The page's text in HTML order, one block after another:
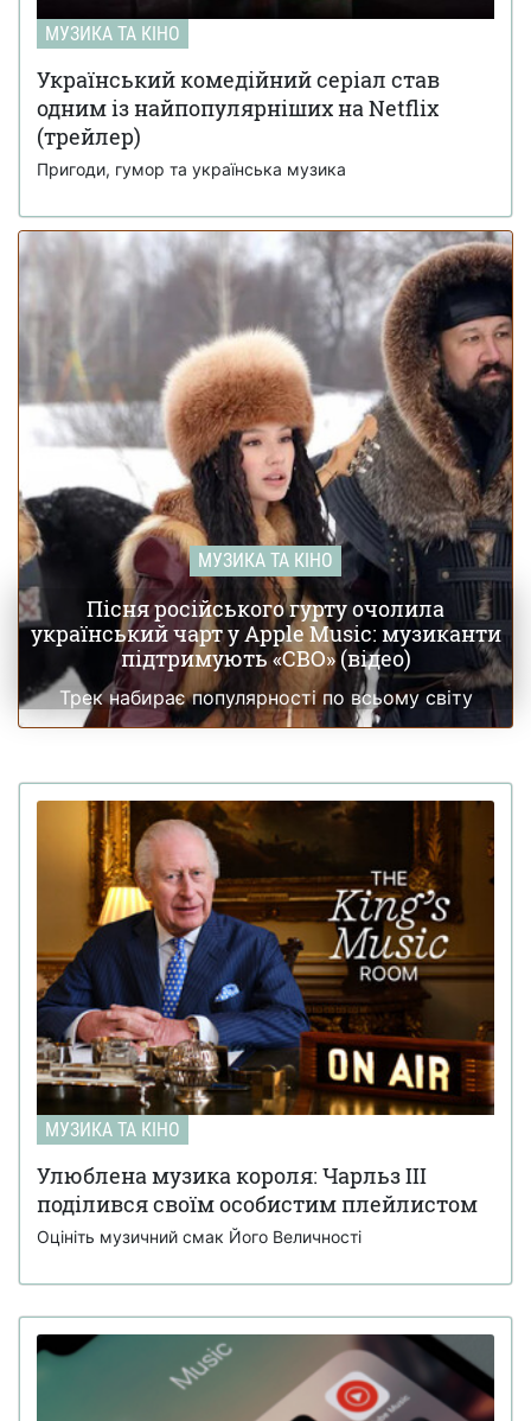
МУЗИКА ТА КІНО
Український комедійний серіал став
одним із найпопулярніших на Netflix
(трейлер)
Пригоди, гумор та українська музика
МУЗИКА ТА КІНО
Пісня російського гурту очолила
український чарт у Apple Music: музиканти
підтримують «СВО» (відео)
Трек набирає популярності по всьому світу
МУЗИКА ТА КІНО
Улюблена музика короля: Чарльз III
поділився своїм особистим плейлистом
Оцініть музичний смак Його Величності